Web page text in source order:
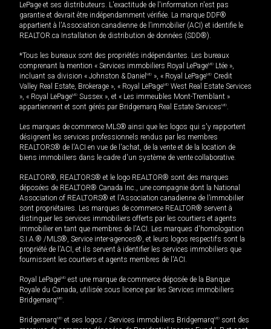
LePage et ses distributeurs. L'exactitude de l'information n'est pas
garantie et devrait être indépendamment vérifiée. La marque DDF®
appartient à l'Association canadienne de l’immobilier (ACI) et identifie le
REALTOR.ca Installation de distribution de données (SDD®).
*Tous les bureaux sont des propriétés indépendantes. Les bureaux
comprenant la mention « Services immobiliers Royal LePageMD Ltée »,
incluant sa division « Johnston & Daniel MD », « Royal LePageMD Credit
Valley Real Estate, Brokerage », « Royal LePageMD West Real Estate Services
», « Royal LePageMD Sussex », et « Les immeubles Mont-Tremblant »
appartiennent et sont gérés par Bridgemarq Real Estate ServicesMD.
Les marques de commerce MLS® ainsi que les logos qui s'y rapportent
désignent les services professionnels rendus par les membres
REALTORS® de l'ACI en vue de l'achat, de la vente et de la location de
biens immobiliers dans le cadre d'un système de vente collaborative.
REALTOR®, REALTORS® et le logo REALTOR® sont des marques
déposées de REALTOR® Canada Inc., une compagnie dont la National
Association of REALTORS® et l'Association canadienne de l’immobilier
sont propriétaires. Les marques de commerce REALTOR® servent à
distinguer les services immobiliers offerts par les courtiers et agents
immobilier en tant que membres de l'ACI. Les marques d'homologation
S.I.A.® /MLS®, Service inter-agences®, et leurs logos respectifs sont la
propriété de l'ACI, et ils servent à identifier les services immobiliers que
fournissent les courtiers et agents membres de l'ACI.
Royal LePageMD est une marque de commerce déposée de la Banque
Royale du Canada, utilisée sous licence par les Services immobiliers
BridgemarqMD.
BridgemarqMD et ses logos / Services immobiliers BridgemarqMD sont des